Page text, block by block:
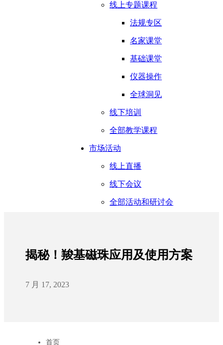
线上专题课程
法规专区
名家课堂
基础课堂
仪器操作
全球洞见
线下培训
全部教学课程
市场活动
线上直播
线下会议
全部活动和研讨会
揭秘！羧基磁珠应用及使用方案
7 月 17, 2023
首页